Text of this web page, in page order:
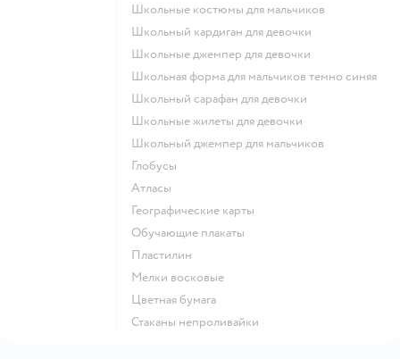
Школьные костюмы для мальчиков
Школьный кардиган для девочки
Школьные джемпер для девочки
Школьная форма для мальчиков темно синяя
Школьный сарафан для девочки
Школьные жилеты для девочки
Школьный джемпер для мальчиков
Глобусы
Атласы
Географические карты
Обучающие плакаты
Пластилин
Мелки восковые
Цветная бумага
Стаканы непроливайки